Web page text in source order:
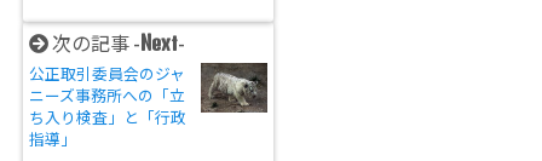
次の記事 - Next-
公正取引委員会のジャ
ニーズ事務所への「立
ち入り検査」と「行政
指導」